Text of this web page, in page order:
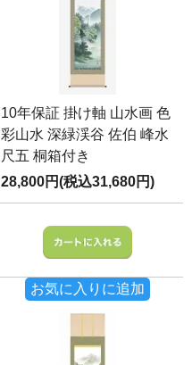
10年保証 掛け軸 山水画 色
彩山水 深緑渓谷 佐伯 峰水
尺五 桐箱付き
28,800円(税込31,680円)
お気に入りに追加